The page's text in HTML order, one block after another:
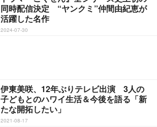
同時配信決定 “ヤンクミ”仲間由紀恵が
活躍した名作
2024-07-30
伊東美咲、12年ぶりテレビ出演 3人の
子どもとのハワイ生活＆今後を語る「新
たな開拓したい」
2021-08-17